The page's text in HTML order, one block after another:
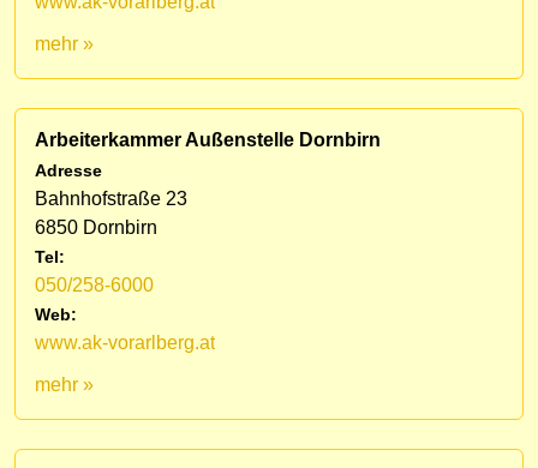
mehr »
Arbeiterkammer Außenstelle Dornbirn
Adresse
Bahnhofstraße 23
6850 Dornbirn
Tel:
050/258-6000
Web:
www.ak-vorarlberg.at
mehr »